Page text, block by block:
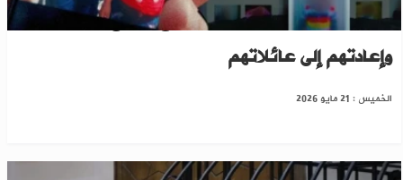
قرى الأطفال SOS” تعلن تتبع أوضاع 118 طفلًا
وإعادتهم إلى عائلاتهم
الخميس : 21 مايو 2026